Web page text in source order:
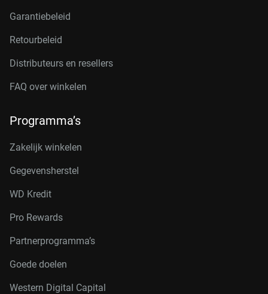
Garantiebeleid
Retourbeleid
Distributeurs en resellers
FAQ over winkelen
Programma’s
Zakelijk winkelen
Gegevensherstel
WD Kredit
Pro Rewards
Partnerprogramma’s
Goede doelen
Western Digital Capital